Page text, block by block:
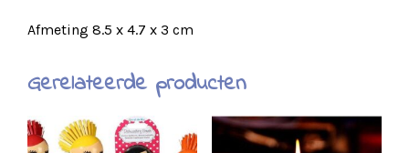
Afmeting 8.5 x 4.7 x 3 cm
Gerelateerde producten